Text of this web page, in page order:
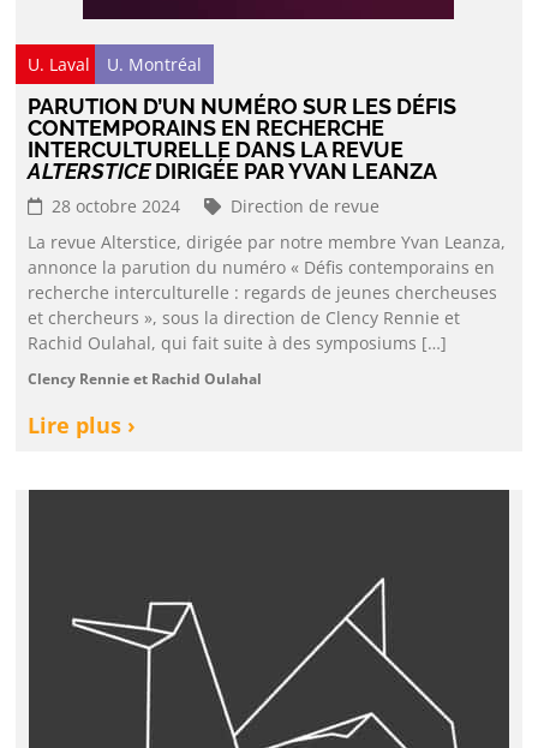
U. Laval U. Montréal
PARUTION D’UN NUMÉRO SUR LES DÉFIS
CONTEMPORAINS EN RECHERCHE
INTERCULTURELLE DANS LA REVUE
ALTERSTICEDIRIGÉE PAR YVAN LEANZA
28 octobre 2024
Direction de revue
La revue Alterstice, dirigée par notre membre Yvan Leanza,
annonce la parution du numéro « Défis contemporains en
recherche interculturelle : regards de jeunes chercheuses
et chercheurs », sous la direction de Clency Rennie et
Rachid Oulahal, qui fait suite à des symposiums […]
Clency Rennie et Rachid Oulahal
Lire plus ›